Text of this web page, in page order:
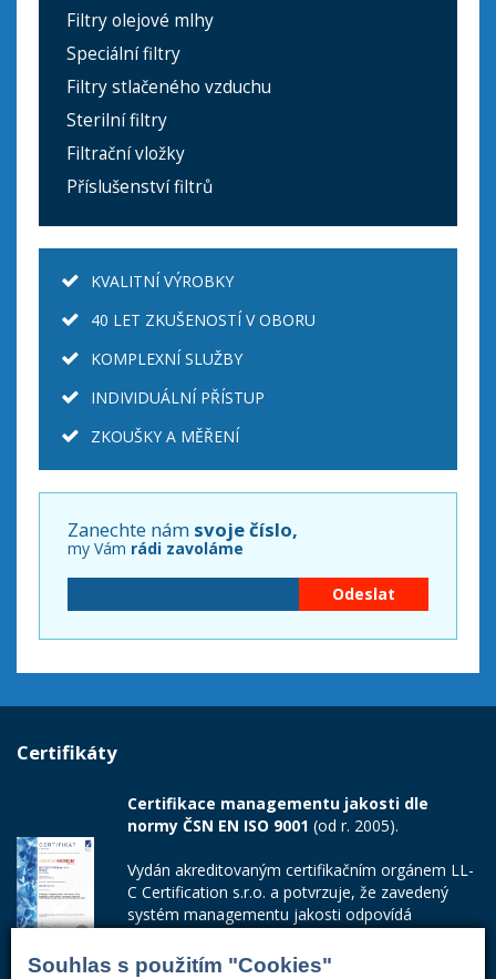
Souhlas s použitím "Cookies"
Filtry olejové mlhy
Speciální filtry
Filtry stlačeného vzduchu
Sterilní filtry
Filtrační vložky
Příslušenství filtrů
KVALITNÍ VÝROBKY
40 LET ZKUŠENOSTÍ V OBORU
KOMPLEXNÍ SLUŽBY
INDIVIDUÁLNÍ PŘÍSTUP
ZKOUŠKY A MĚŘENÍ
Zanechte nám svoje číslo,
my Vám rádi zavoláme
Certifikáty
Certifikace managementu jakosti dle
normy ČSN EN ISO 9001 (od r. 2005).
Vydán akreditovaným certifikačním orgánem LL-
C Certification s.r.o. a potvrzuje, že zavedený
systém managementu jakosti odpovídá